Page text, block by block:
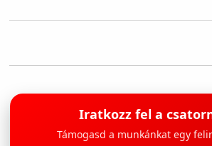
Iratkozz fel a
Támogasd a munkánkat egy